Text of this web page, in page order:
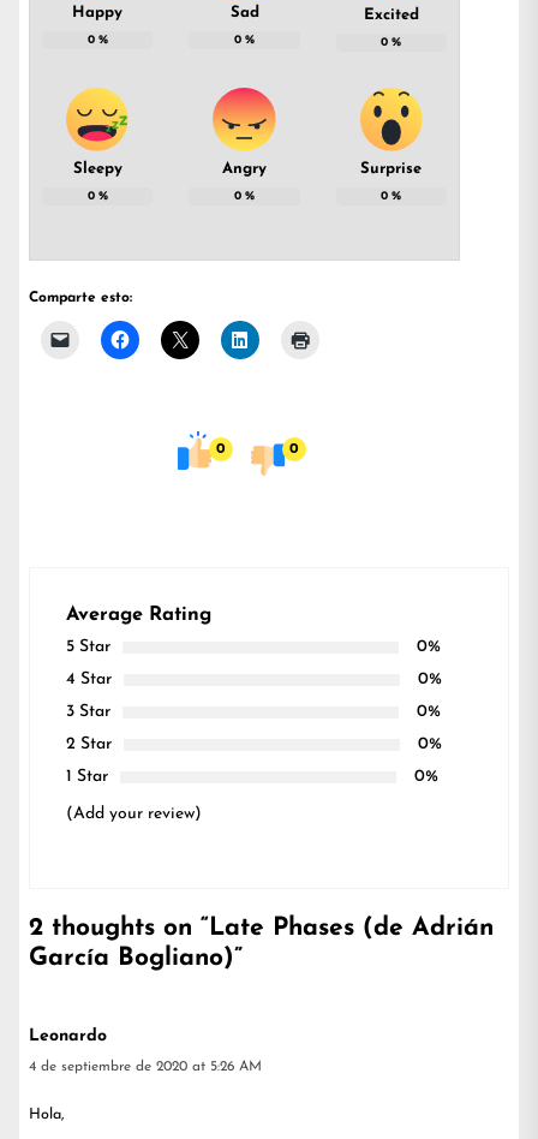
Happy
0%
Sad
0 %
Excited
0 %
Sleepy
0%
Angry
0 %
Surprise
0 %
Comparte esto:
0 0
Average Rating
5 Star
0%
4 Star
0%
3 Star
0%
2 Star
0%
1 Star
0%
(Add your review)
2 thoughts on “ Late Phases (de Adrián
García Bogliano)”
Leonardo
4 de septiembre de 2020 at 5:26 AM
Hola,